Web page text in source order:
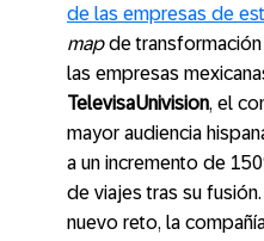
de las empresas de
mapde
las empresas
TelevisaUnivision, el
mayor audiencia
a un incremento de
de viajes tras su
nuevo reto, la